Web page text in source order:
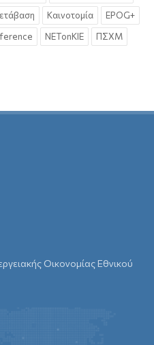
Καινοτομία
EPOG+
NETonKIE
ΠΣΧΜ
Οικονομίας Εθνικού